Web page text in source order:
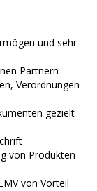
und sehr
Partnern
Verordnungen
gezielt
von Produkten
von Vorteil